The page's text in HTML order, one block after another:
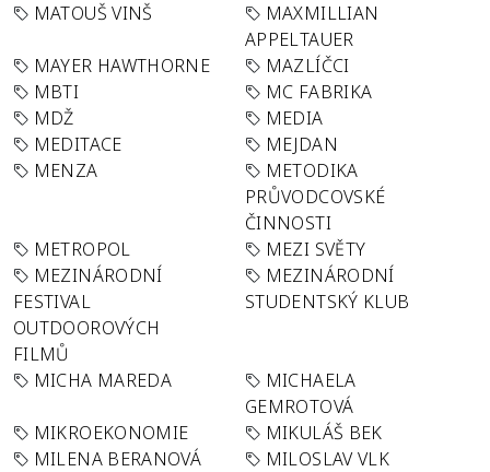
MATOUŠ VINŠ
MAXMILLIAN
APPELTAUER
MAYER HAWTHORNE
MAZLÍČCI
MBTI
MC FABRIKA
MDŽ
MEDIA
MEDITACE
MEJDAN
MENZA
METODIKA
PRŮVODCOVSKÉ
ČINNOSTI
METROPOL
MEZI SVĚTY
MEZINÁRODNÍ
FESTIVAL
OUTDOOROVÝCH
FILMŮ
MEZINÁRODNÍ
STUDENTSKÝ KLUB
MICHA MAREDA
MICHAELA
GEMROTOVÁ
MIKROEKONOMIE
MIKULÁŠ BEK
MILENA BERANOVÁ
MILOSLAV VLK